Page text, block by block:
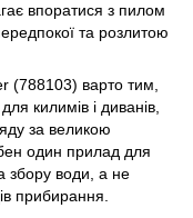
впоратися з пилом
та розлитою
(788103) варто тим,
килимів і диванів,
за великою
один прилад для
збору води, а не
прибирання.